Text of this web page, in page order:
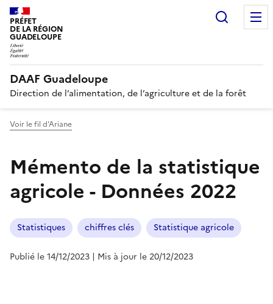
PRÉFET
DE LA RÉGION
GUADELOUPE
DAAF Guadeloupe
Direction de l’alimentation, de l’agriculture et de la forêt
Voir le fil d'Ariane
Mémento de la statistique
agricole - Données 2022
Statistiques chiffres clés Statistique agricole
Publié le 14/12/2023 | Mis à jour le 20/12/2023